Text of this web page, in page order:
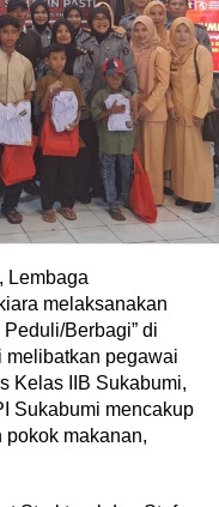
Lembaga
melaksanakan
Berbagi” di
melibatkan pegawai
Kelas IIB Sukabumi,
Sukabumi mencakup
pokok makanan,